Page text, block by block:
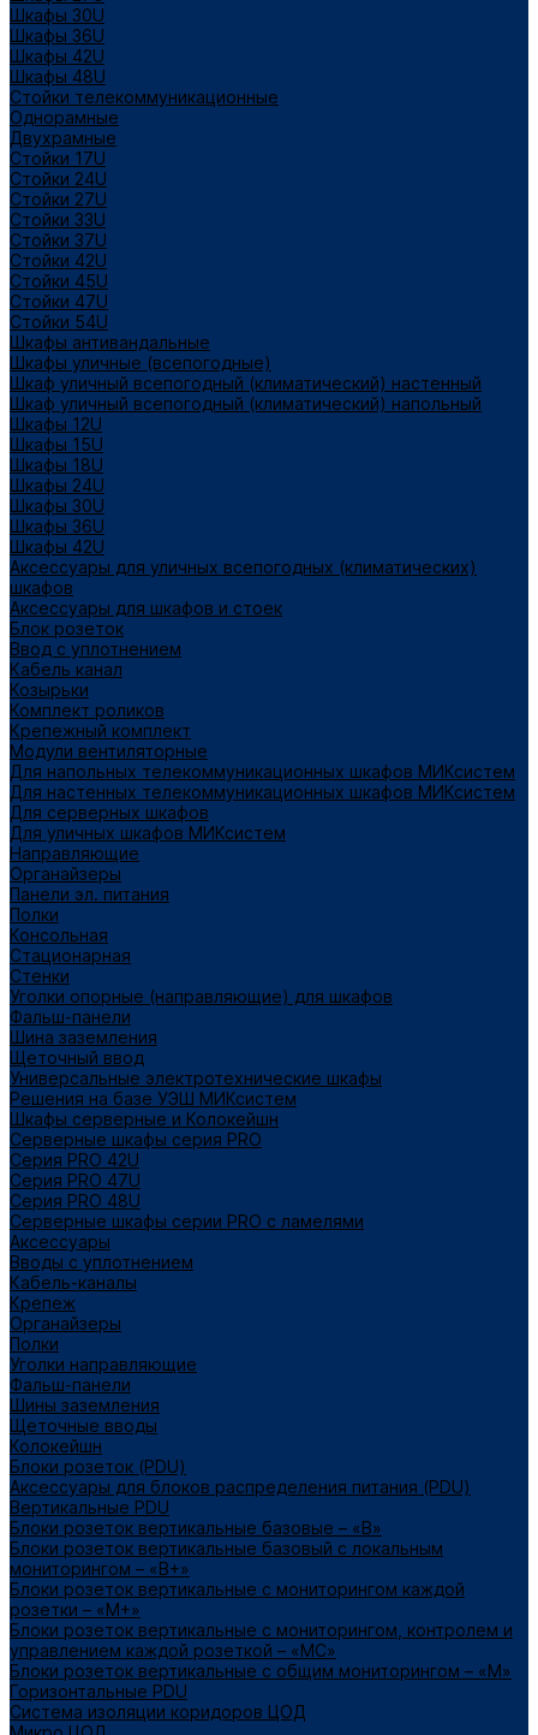
Шкафы 30U
Шкафы 36U
Шкафы 42U
Шкафы 48U
Стойки телекоммуникационные
Однорамные
Двухрамные
Стойки 17U
Стойки 24U
Стойки 27U
Стойки 33U
Стойки 37U
Стойки 42U
Стойки 45U
Стойки 47U
Стойки 54U
Шкафы антивандальные
Шкафы уличные (всепогодные)
Шкаф уличный всепогодный (климатический) настенный
Шкаф уличный всепогодный (климатический) напольный
Шкафы 12U
Шкафы 15U
Шкафы 18U
Шкафы 24U
Шкафы 30U
Шкафы 36U
Шкафы 42U
Аксессуары для уличных всепогодных (климатических)
шкафов
Аксессуары для шкафов и стоек
Блок розеток
Ввод с уплотнением
Кабель канал
Козырьки
Комплект роликов
Крепежный комплект
Модули вентиляторные
Для напольных телекоммуникационных шкафов МИКсистем
Для настенных телекоммуникационных шкафов МИКсистем
Для серверных шкафов
Для уличных шкафов МИКсистем
Направляющие
Органайзеры
Панели эл. питания
Полки
Консольная
Стационарная
Стенки
Уголки опорные (направляющие) для шкафов
Фальш-панели
Шина заземления
Щеточный ввод
Универсальные электротехнические шкафы
Решения на базе УЭШ МИКсистем
Шкафы серверные и Колокейшн
Серверные шкафы серия PRO
Серия PRO 42U
Серия PRO 47U
Серия PRO 48U
Серверные шкафы серии PRO с ламелями
Аксессуары
Вводы с уплотнением
Кабель-каналы
Крепеж
Органайзеры
Полки
Уголки направляющие
Фальш-панели
Шины заземления
Щеточные вводы
Колокейшн
Блоки розеток (PDU)
Аксессуары для блоков распределения питания (PDU)
Вертикальные PDU
Блоки розеток вертикальные базовые – «В»
Блоки розеток вертикальные базовый с локальным
мониторингом – «В+»
Блоки розеток вертикальные с мониторингом каждой
розетки – «М+»
Блоки розеток вертикальные с мониторингом, контролем и
управлением каждой розеткой – «МС»
Блоки розеток вертикальные с общим мониторингом – «М»
Горизонтальные PDU
Система изоляции коридоров ЦОД